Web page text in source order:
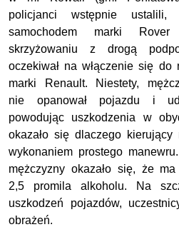
policjanci wstępnie
samochodem marki
skrzyżowaniu z drogą
oczekiwał na włączenie się do
marki Renault. Niestety,
nie opanował pojazdu i
powodując uszkodzenia w
okazało się dlaczego kierujący
wykonaniem prostego
mężczyzny okazało się, że
2,5 promila alkoholu. Na
uszkodzeń pojazdów,
obrażeń.